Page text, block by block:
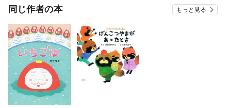
同じ作者の本 もっと見る